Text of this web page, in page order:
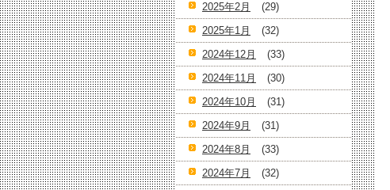
2025年2月
(29)
2025年1月
(32)
2024年12月
(33)
2024年11月
(30)
2024年10月
(31)
2024年9月
(31)
2024年8月
(33)
2024年7月
(32)